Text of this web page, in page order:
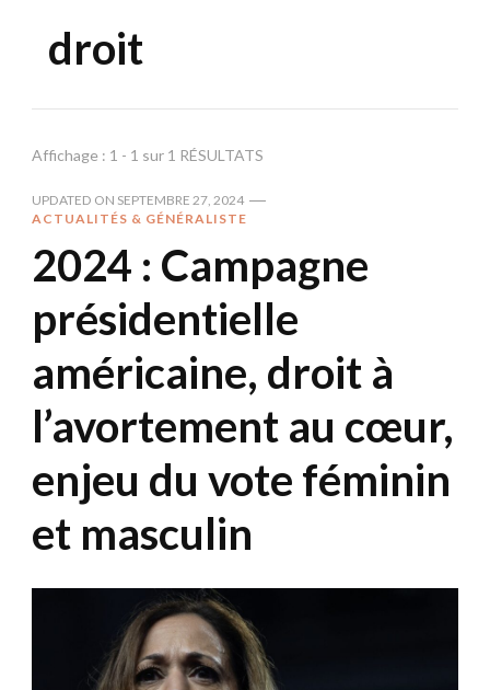
droit
Affichage : 1 - 1 sur 1 RÉSULTATS
UPDATED ON SEPTEMBRE 27, 2024
ACTUALITÉS & GÉNÉRALISTE
2024 : Campagne
présidentielle
américaine, droit à
l’avortement au cœur,
enjeu du vote féminin
et masculin